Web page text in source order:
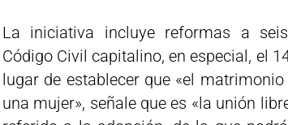
La iniciativa incluye reformas a
Código Civil capitalino, en especial, el
lugar de establecer que «el
una mujer», señale que es «la unión